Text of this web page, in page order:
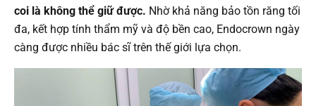
coi là không thể giữ được. Nhờ khả năng bảo tồn răng tối
đa, kết hợp tính thẩm mỹ và độ bền cao, Endocrown ngày
càng được nhiều bác sĩ trên thế giới lựa chọn.